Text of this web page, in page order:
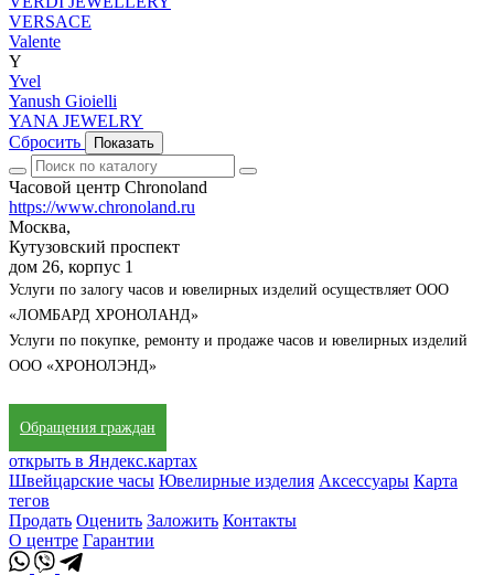
VERSACE
Valente
Y
Yvel
Yanush Gioielli
YANA JEWELRY
Сбросить
Показать
Часовой центр Chronoland
https://www.chronoland.ru
Москва,
Кутузовский проспект
дом 26, корпус 1
Услуги по залогу часов и ювелирных изделий осуществляет ООО
«ЛОМБАРД ХРОНОЛАНД»
Услуги по покупке, ремонту и продаже часов и ювелирных изделий
ООО «ХРОНОЛЭНД»
Обращения граждан
открыть в Яндекс.картах
Швейцарские часы Ювелирные изделия Аксессуары Карта
тегов
Продать Оценить Заложить Контакты
О центре Гарантии